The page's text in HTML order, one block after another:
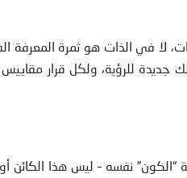
لا في الذات هو ثمرة المعرفة
للرؤية، ولكل قرار مقاييس
“الكون” نفسه – ليس هذا الكائن